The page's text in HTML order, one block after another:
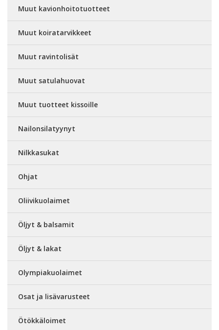
Muut kavionhoitotuotteet
Muut koiratarvikkeet
Muut ravintolisät
Muut satulahuovat
Muut tuotteet kissoille
Nailonsilatyynyt
Nilkkasukat
Ohjat
Oliivikuolaimet
Öljyt & balsamit
Öljyt & lakat
Olympiakuolaimet
Osat ja lisävarusteet
Ötökkäloimet